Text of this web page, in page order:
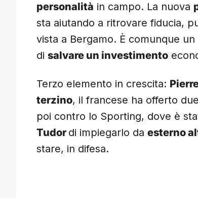
personalità in campo. La nuova
sta aiutando a ritrovare fiducia,
vista a Bergamo. È comunque
di salvare un investimento
Terzo elemento in crescita:
terzino, il francese ha offerto
poi contro lo Sporting, dove è
Tudor di impiegarlo da esterno
stare, in difesa.